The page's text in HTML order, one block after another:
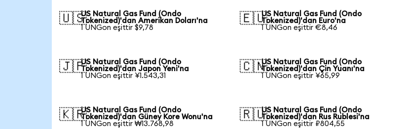
🇺🇸US Natural Gas Fund (Ondo
Tokenized)'dan Amerikan Doları'na
1 UNGon eşittir $9,78
🇪🇺US Natural Gas Fund (Ondo
Tokenized)'dan Euro'na
1 UNGon eşittir €8,46
🇯🇵US Natural Gas Fund (Ondo
Tokenized)'dan Japon Yeni'na
1 UNGon eşittir ¥1.543,31
🇨🇳US Natural Gas Fund (Ondo
Tokenized)'dan Çin Yuanı'na
1 UNGon eşittir ¥65,99
🇰🇷US Natural Gas Fund (Ondo
Tokenized)'dan Güney Kore Wonu'na
1 UNGon eşittir ₩13.768,98
🇷🇺US Natural Gas Fund (Ondo
Tokenized)'dan Rus Rublesi'na
1 UNGon eşittir ₽804,55